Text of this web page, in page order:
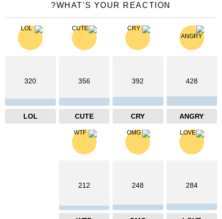
WHAT'S YOUR REACTION?
428
ANGRY
392
CRY
356
CUTE
320
LOL
284
248
212